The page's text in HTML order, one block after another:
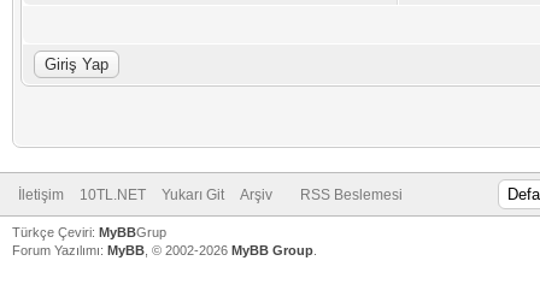
İletişim 10TL.NET Yukarı Git Arşiv RSS Beslemesi
Türkçe Çeviri: MyBBGrup
Forum Yazılımı: MyBB , © 2002-2026 MyBB Group